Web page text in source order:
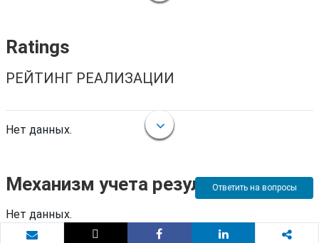
Ratings
РЕЙТИНГ РЕАЛИЗАЦИИ
Нет данных.
Механизм учета результатов
Нет данных.
Ответить на вопросы